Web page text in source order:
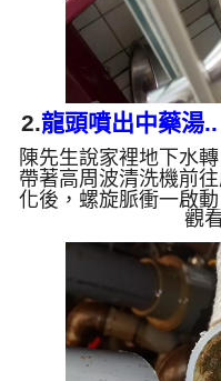
2.龍頭噴出中藥湯
陳先生說家裡地下水
帶著高周波清洗機前
化後，螺旋脈衝一啟
來像是中藥湯，源源
淨出水量也變大了
除」？ 單靠水壓帶
顏色，反映了不同的
線老化徵兆。 黑色（
綠色（銅綠）： 銅
膜
觀